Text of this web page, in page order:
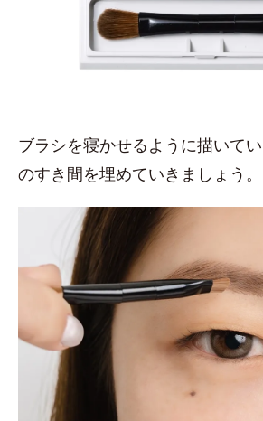
ブラシを寝かせるように描いて
のすき間を埋めていきましょう。